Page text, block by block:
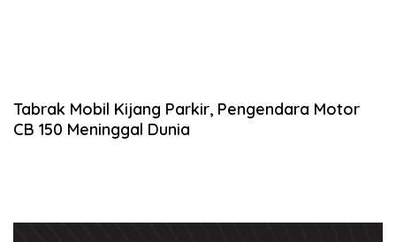
Tabrak Mobil Kijang Parkir, Pengendara Motor
CB 150 Meninggal Dunia